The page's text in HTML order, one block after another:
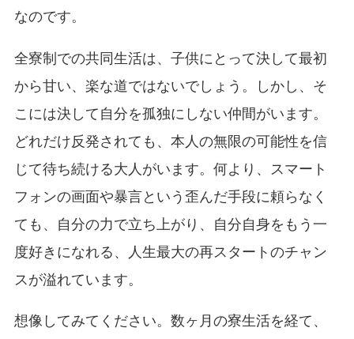
なのです。
全寮制での共同生活は、子供にとって決して最初
から甘い、楽な道ではないでしょう。しかし、そ
こには決して自分を孤独にしない仲間がいます。
どれだけ反発されても、本人の無限の可能性を信
じて待ち続ける大人がいます。何より、スマート
フォンの画面や暴言という歪んだ手段に頼らなく
ても、自分の力で立ち上がり、自分自身をもう一
度好きになれる、人生最大の再スタートのチャン
スが溢れています。
想像してみてください。数ヶ月の寮生活を経て、